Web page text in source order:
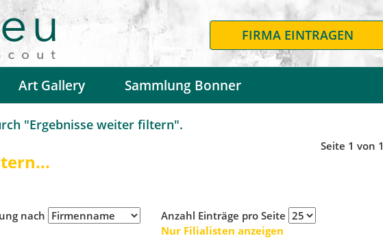
FIRMA EINTRAGEN
Art Gallery Sammlung Bonner
"Ergebnisse weiter filtern".
Seite 1 von 1
nach
Anzahl Einträge pro Seite
Nur Filialisten anzeigen